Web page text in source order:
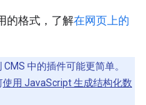
的格式，了解在网页上的
中的插件可能更简单。
使用 JavaScript 生成结构化数